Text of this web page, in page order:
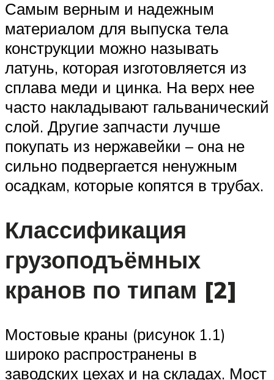
Самым верным и надежным
материалом для выпуска тела
конструкции можно называть
латунь, которая изготовляется из
сплава меди и цинка. На верх нее
часто накладывают гальванический
слой. Другие запчасти лучше
покупать из нержавейки – она не
сильно подвергается ненужным
осадкам, которые копятся в трубах.
Классификация
грузоподъёмных
кранов по типам [2]
Мостовые краны (рисунок 1.1)
широко распространены в
заводских цехах и на складах. Мост